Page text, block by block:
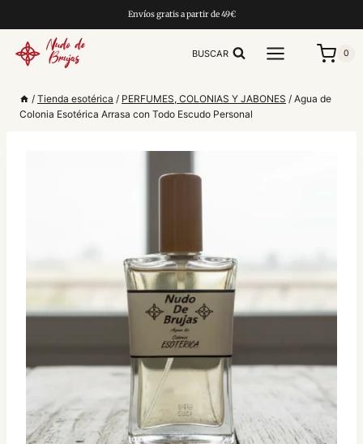
al
contenido
Envíos gratis a partir de 49€
BUSCAR 0
/ Tienda esotérica / PERFUMES, COLONIAS Y JABONES / Agua de
Colonia Esotérica Arrasa con Todo Escudo Personal